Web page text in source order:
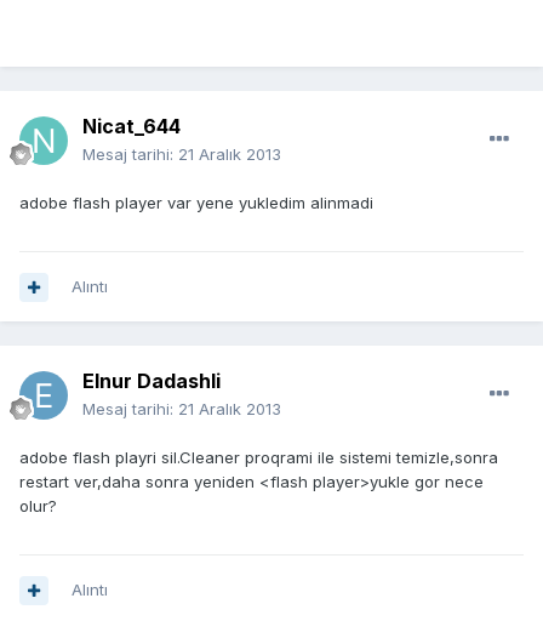
Nicat_644
Mesaj tarihi: 21 Aralık 2013
adobe flash player var yene yukledim alinmadi
Alıntı
Elnur Dadashli
Mesaj tarihi: 21 Aralık 2013
adobe flash playri sil.Cleaner proqrami ile sistemi temizle,sonra
restart ver,daha sonra yeniden <flash player>yukle gor nece
olur?
Alıntı